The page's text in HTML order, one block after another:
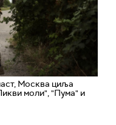
Москва циља
моли", "Пума" и